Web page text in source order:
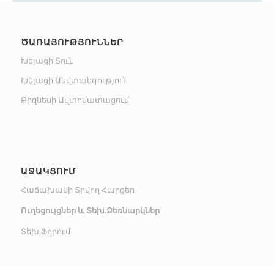
ԾԱՌԱՅՈՒԹՅՈՒՆՆԵՐ
Խելացի Տուն
Խելացի Անվտանգություն
Բիզնեսի Ավտոմատացում
ԱՋԱԿՑՈՒՄ
Հաճախակի Տրվող Հարցեր
Ուղեցույցներ և Տեխ.Ձեռնարկներ
Տեխ.Ֆորում